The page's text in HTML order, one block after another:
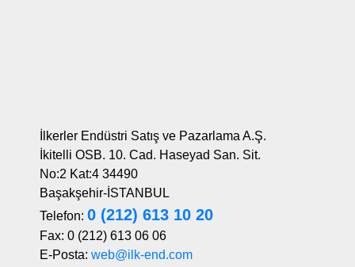
İlkerler Endüstri Satış ve Pazarlama A.Ş.
İkitelli OSB. 10. Cad. Haseyad San. Sit.
No:2 Kat:4 34490
Başakşehir-İSTANBUL
Telefon: 0 (212) 613 10 20
Fax: 0 (212) 613 06 06
E-Posta: web@ilk-end.com